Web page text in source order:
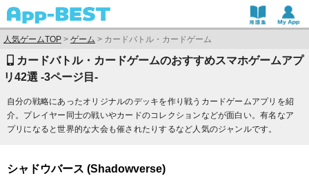
人気ゲームTOP > ゲーム > カードバトル・カードゲーム
カードバトル・カードゲームのおすすめスマホゲームアプ
リ42選 -3ページ目-
自分の戦略にあったオリジナルのデッキを作り戦うカードゲームアプリを紹
介。プレイヤー同士の戦いやカードのコレクションなどが面白い。有名なア
プリになると世界的な大会も催されたりするなど人気のジャンルです。
シャドウバース (Shadowverse)